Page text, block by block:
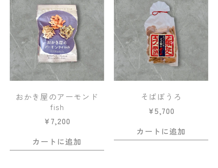
おかき屋のアーモンド
fish
¥7,200
カートに追加
そばぼうろ
¥5,700
カートに追加